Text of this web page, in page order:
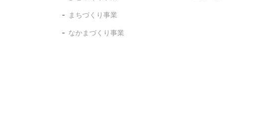
まちづくり事業
なかまづくり事業